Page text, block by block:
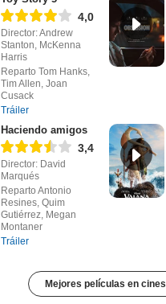
4,0
Director: Andrew
Stanton, McKenna
Harris
Reparto Tom Hanks,
Tim Allen, Joan
Cusack
Tráiler
Haciendo amigos
3,4
Director: David
Marqués
Reparto Antonio
Resines, Quim
Gutiérrez, Megan
Montaner
Tráiler
Mejores películas en cines